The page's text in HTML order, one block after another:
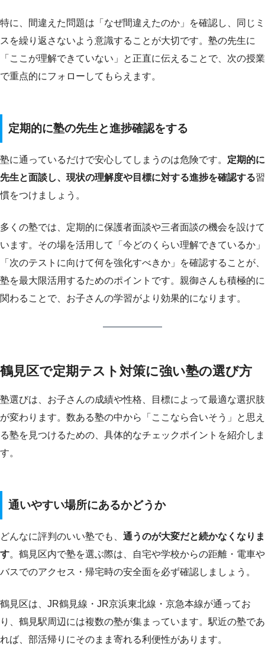
特に、間違えた問題は「なぜ間違えたのか」を確認し、同じミ
スを繰り返さないよう意識することが大切です。塾の先生に
「ここが理解できていない」と正直に伝えることで、次の授業
で重点的にフォローしてもらえます。
定期的に塾の先生と進捗確認をする
塾に通っているだけで安心してしまうのは危険です。 定期的に
先生と面談し、現状の理解度や目標に対する進捗を確認する習
慣をつけましょう。
多くの塾では、定期的に保護者面談や三者面談の機会を設けて
います。その場を活用して「今どのくらい理解できているか」
「次のテストに向けて何を強化すべきか」を確認することが、
塾を最大限活用するためのポイントです。親御さんも積極的に
関わることで、お子さんの学習がより効果的になります。
鶴見区で定期テスト対策に強い塾の選び方
塾選びは、お子さんの成績や性格、目標によって最適な選択肢
が変わります。数ある塾の中から「ここなら合いそう」と思え
る塾を見つけるための、具体的なチェックポイントを紹介しま
す。
通いやすい場所にあるかどうか
どんなに評判のいい塾でも、 通うのが大変だと続かなくなりま
す。鶴見区内で塾を選ぶ際は、自宅や学校からの距離・電車や
バスでのアクセス・帰宅時の安全面を必ず確認しましょう。
鶴見区は、JR鶴見線・JR京浜東北線・京急本線が通ってお
り、鶴見駅周辺には複数の塾が集まっています。駅近の塾であ
れば、部活帰りにそのまま寄れる利便性があります。